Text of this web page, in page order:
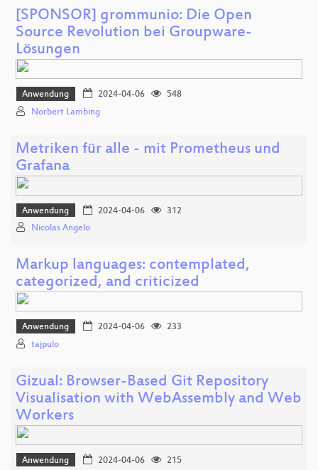
[SPONSOR] grommunio: Die Open
Source Revolution bei Groupware-
Lösungen
Anwendung 2024-04-06
548
Norbert Lambing
Metriken für alle - mit Prometheus und
Grafana
Anwendung 2024-04-06
312
Nicolas Angelo
Markup languages: contemplated,
categorized, and criticized
Anwendung 2024-04-06
233
tajpulo
Gizual: Browser-Based Git Repository
Visualisation with WebAssembly and Web
Workers
Anwendung 2024-04-06 215